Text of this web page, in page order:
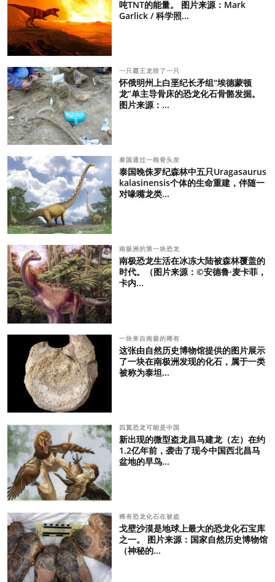
吨TNT的能量。 图片来源：Mark
Garlick / 科学照...
一只霸王龙咬了一只
怀俄明州上白垩纪长矛组“埃德蒙顿
龙”单主导骨床的恐龙化石骨骼发掘。
图片来源：...
泰国通过一根骨头发
泰国晚侏罗纪森林中五只Uragasaurus
kalasinensis个体的生命重建，伴随一
对喙嘴龙类...
南极洲的第一块恐龙
南极恐龙生活在冰冻大陆被森林覆盖的
时代。（图片来源：©安德鲁·麦卡菲，
卡内...
一块来自南极的稀有
这张由自然历史博物馆提供的图片展示
了一块在南极洲发现的化石，属于一类
被称为泰坦...
四翼恐龙可能是中国
新出现的微型盗龙昌马建龙（左）在约
1.2亿年前，袭击了现今中国西北昌马
盆地的早鸟...
稀有恐龙化石在被盗
戈壁沙漠是地球上最大的恐龙化石宝库
之一。 图片来源：国家自然历史博物馆
（神秘的...